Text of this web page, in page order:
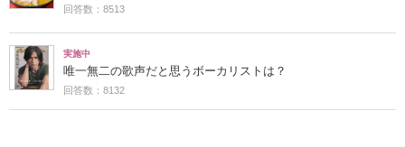
回答数：8513
実施中
唯一無二の歌声だと思うボーカリストは？
回答数：8132